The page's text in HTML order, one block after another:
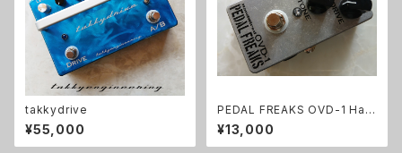
takkydrive
¥55,000
PEDAL FREAKS OVD-1 Han
dWired 完成品
¥13,000